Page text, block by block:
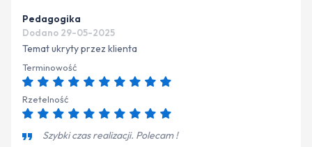
Pedagogika
Dodano 29-05-2025
Temat ukryty przez klienta
Terminowość
Rzetelność
Szybki czas realizacji. Polecam !